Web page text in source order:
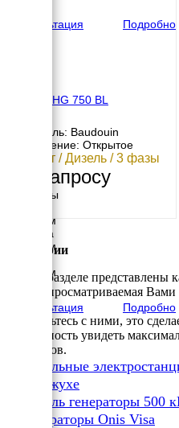
Консультация
Подробно
HERTZ HG 750 BL
Двигатель: Baudouin
Исполнение: Открытое
544 кВт / Дизель / 3 фазы
По запросу
Размеры
3500 мм
Ширина
1650 мм
2250 мм
Консультация
Подробно
Категории
В этом разделе представлены
входит просматриваемая
ознакомьтесь с ними, это
возможность увидеть
вариантов.
Дизельные
В кожухе
Дизель генераторы 500
Генераторы Onis Visa